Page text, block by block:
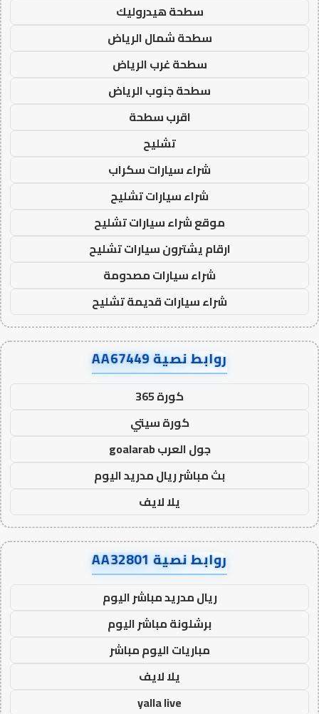
سطحة هيدروليك
سطحة شمال الرياض
سطحة غرب الرياض
سطحة جنوب الرياض
اقرب سطحة
تشليح
شراء سيارات سكراب
شراء سيارات تشليح
موقع شراء سيارات تشليح
ارقام يشترون سيارات تشليح
شراء سيارات مصدومة
شراء سيارات قديمة تشليح
روابط نصية AA67449
كورة 365
كورة سيتي
جول العرب goalarab
بث مباشر ريال مدريد اليوم
يلا لايف
روابط نصية AA32801
ريال مدريد مباشر اليوم
برشلونة مباشر اليوم
مباريات اليوم مباشر
يلا لايف
yalla live